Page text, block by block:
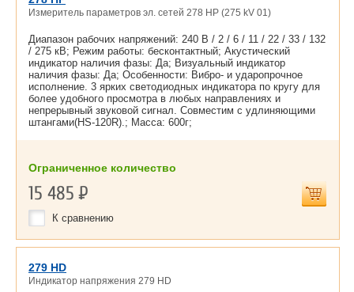
Измеритель параметров эл. сетей 278 HP (275 kV 01)
Диапазон рабочих напряжений: 240 В / 2 / 6 / 11 / 22 / 33 / 132
/ 275 кВ; Режим работы: бесконтактный; Акустический
индикатор наличия фазы: Да; Визуальный индикатор
наличия фазы: Да; Особенности: Вибро- и ударопрочное
исполнение. 3 ярких светодиодных индикатора по кругу для
более удобного просмотра в любых направлениях и
непрерывный звуковой сигнал. Совместим с удлиняющими
штангами(HS-120R).; Масса: 600г;
Ограниченное количество
15 485Р
К сравнению
279 HD
Индикатор напряжения 279 HD